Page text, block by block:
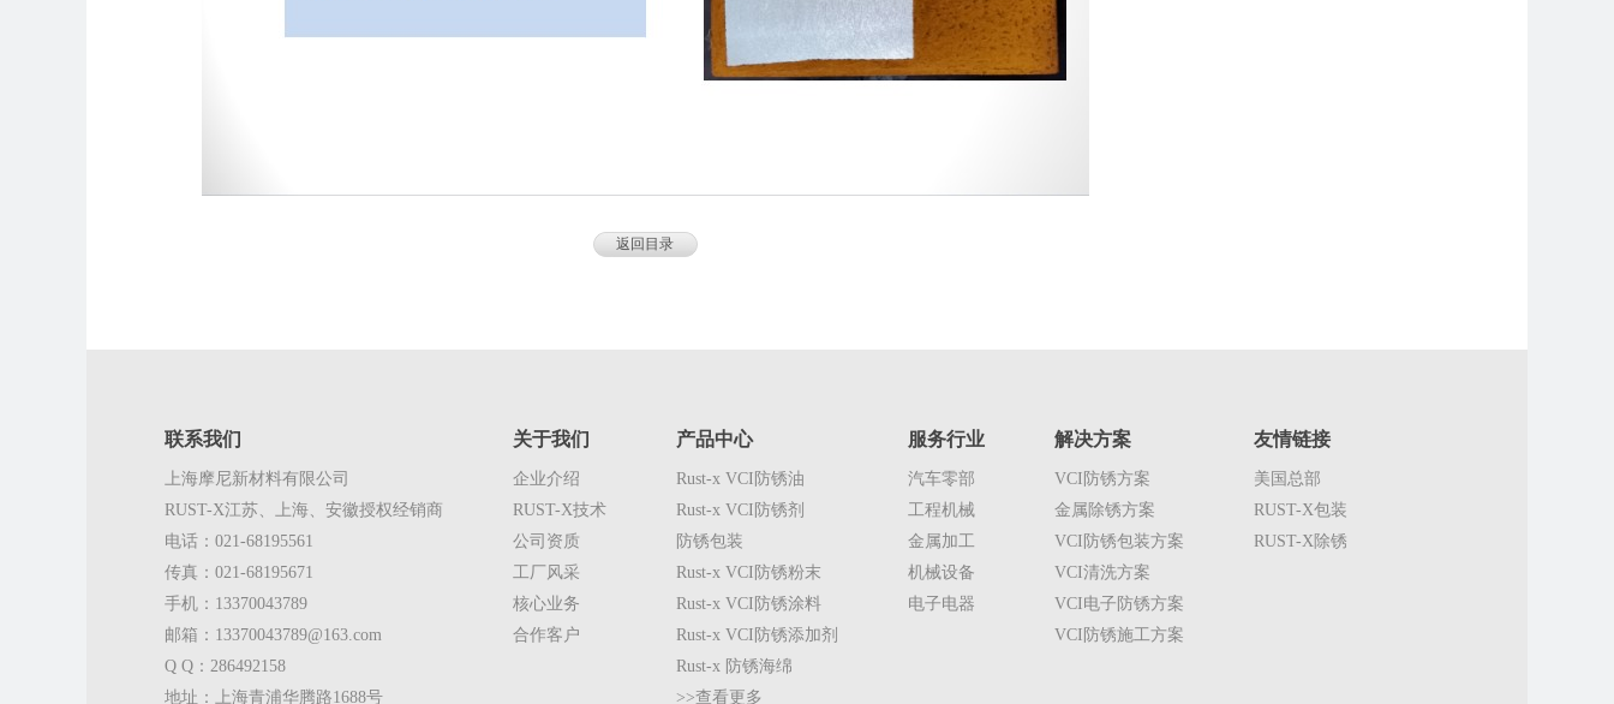
返回目录
联系我们
上海摩尼新材料有限公司
RUST-X江苏、上海、安徽授权经销商
电话：021-68195561
传真：021-68195671
手机：13370043789
邮箱：13370043789@163.com
Q Q：286492158
地址：上海青浦华腾路1688号
关于我们
企业介绍
RUST-X技术
公司资质
工厂风采
核心业务
合作客户
产品中心
Rust-x VCI防锈油
Rust-x VCI防锈剂
防锈包装
Rust-x VCI防锈粉末
Rust-x VCI防锈涂料
Rust-x VCI防锈添加剂
Rust-x 防锈海绵
>>查看更多
服务行业
汽车零部
工程机械
金属加工
机械设备
电子电器
解决方案
VCI防锈方案
金属除锈方案
VCI防锈包装方案
VCI清洗方案
VCI电子防锈方案
VCI防锈施工方案
友情链接
美国总部
RUST-X包装
RUST-X除锈